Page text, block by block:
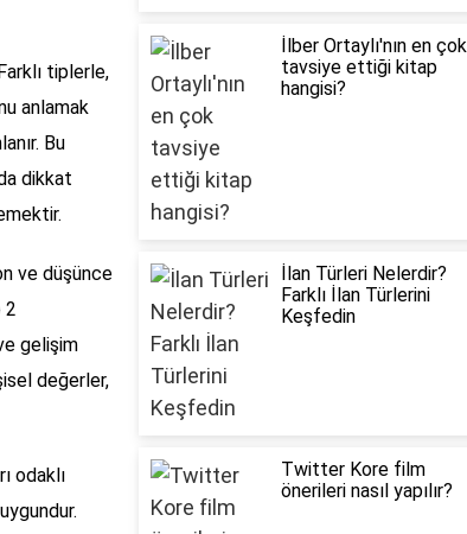
tiplerle,
anlamak
Bu
dikkat
ve düşünce
2
gelişim
değerler,
odaklı
İlber Ortaylı'nın en çok
tavsiye ettiği kitap
hangisi?
İlan Türleri Nelerdir?
Farklı İlan Türlerini
Keşfedin
Twitter Kore film
önerileri nasıl yapılır?